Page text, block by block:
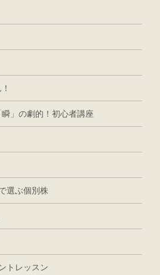
」の劇的！初心者講座
選ぶ個別株
トレッスン